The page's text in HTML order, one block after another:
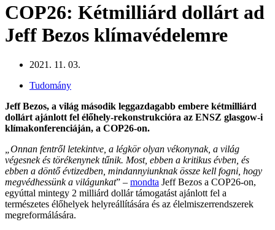
COP26: Kétmilliárd dollárt ad
Jeff Bezos klímavédelemre
2021. 11. 03.
Tudomány
Jeff Bezos, a világ második leggazdagabb embere kétmilliárd
dollárt ajánlott fel élőhely-rekonstrukcióra az ENSZ glasgow-i
klímakonferenciáján, a COP26-on.
„Onnan fentről letekintve, a légkör olyan vékonynak, a világ
végesnek és törékenynek tűnik. Most, ebben a kritikus évben, és
ebben a döntő évtizedben, mindannyiunknak össze kell fogni, hogy
megvédhessünk a világunkat” – mondta Jeff Bezos a COP26-on,
egyúttal mintegy 2 milliárd dollár támogatást ajánlott fel a
természetes élőhelyek helyreállítására és az élelmiszerrendszerek
megreformálására.